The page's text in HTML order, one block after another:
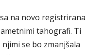
na novo registrirana
tahografi. Ti
se bo zmanjšala